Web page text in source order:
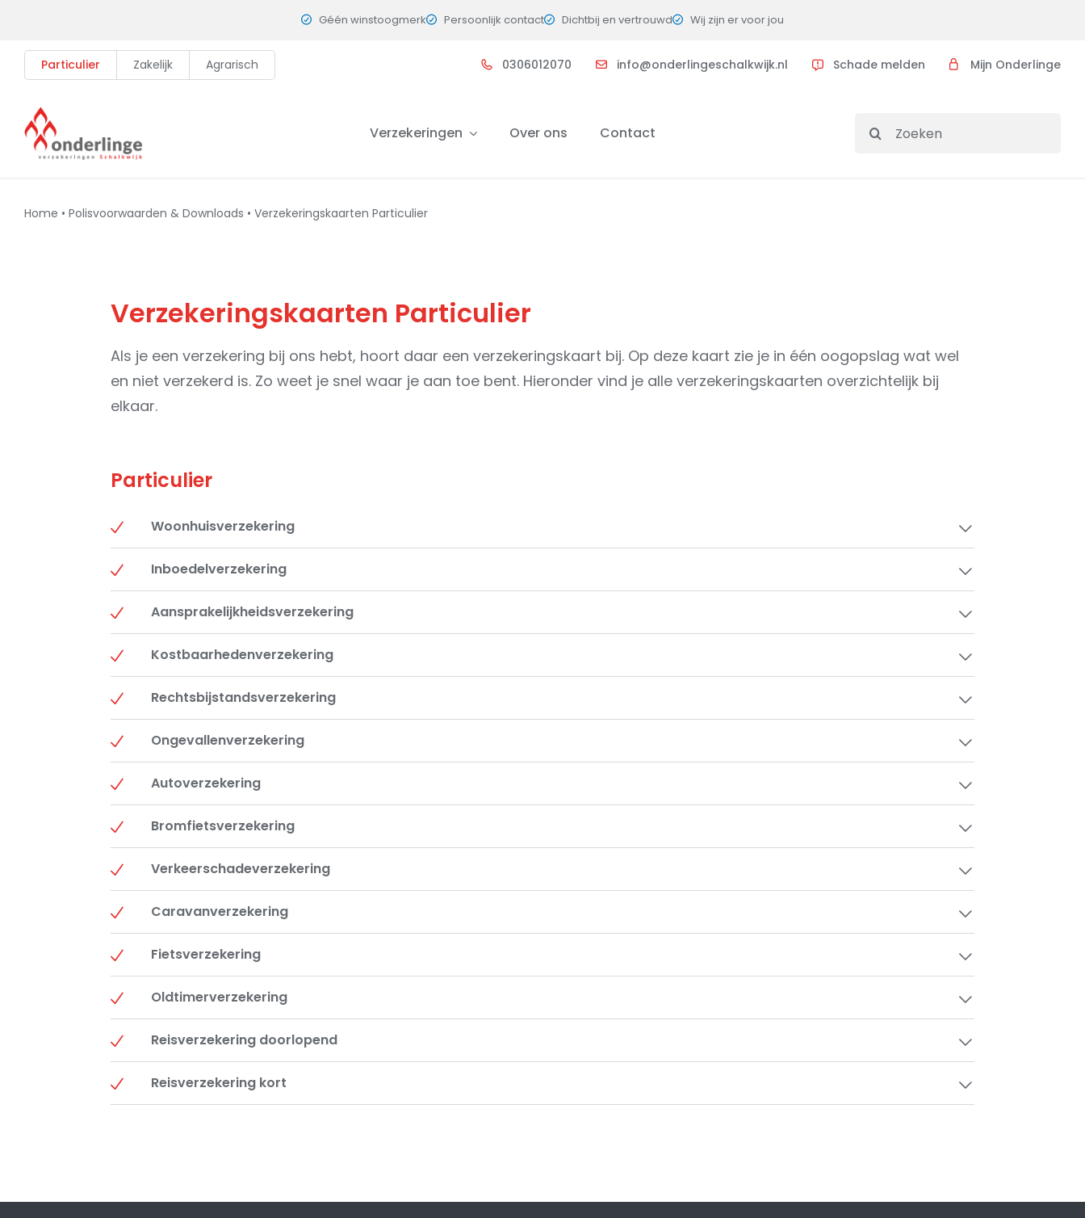
content
Géén winstoogmerk Persoonlijk contact Dichtbij en vertrouwd Wij zijn er voor jou
Particulier Zakelijk Agrarisch 0306012070 info@onderlingeschalkwijk.nl Schade melden Mijn Onderlinge
Verzekeringen Over ons Contact
Search
Home • Polisvoorwaarden & Downloads • Verzekeringskaarten Particulier
Verzekeringskaarten Particulier
Als je een verzekering bij ons hebt, hoort daar een verzekeringskaart bij. Op deze kaart zie je in één oogopslag wat wel
en niet verzekerd is. Zo weet je snel waar je aan toe bent. Hieronder vind je alle verzekeringskaarten overzichtelijk bij
elkaar.
Particulier
Woonhuisverzekering
Inboedelverzekering
Aansprakelijkheidsverzekering
Kostbaarhedenverzekering
Rechtsbijstandsverzekering
Ongevallenverzekering
Autoverzekering
Bromfietsverzekering
Verkeerschadeverzekering
Caravanverzekering
Fietsverzekering
Oldtimerverzekering
Reisverzekering doorlopend
Reisverzekering kort